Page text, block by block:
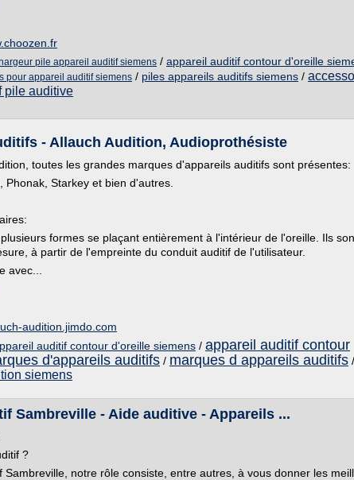
pile appareil auditif siemens / appareil auditif contour d'oreille
pour appareil auditif siemens / piles appareils auditifs siemens /
pile auditive
- Allauch Audition, Audioprothésiste
toutes les grandes marques d'appareils auditifs sont présentes:
Phonak, Starkey et bien d'autres.
formes se plaçant entièrement à l'intérieur de l'oreille. Ils
à partir de l'empreinte du conduit auditif de l'utilisateur.
avec...
audition.jimdo.com
auditif contour d'oreille siemens / appareil auditif contour
d'appareils auditifs / marques d appareils auditifs /
siemens
Sambreville - Aide auditive - Appareils ...
?
Sambreville, notre rôle consiste, entre autres, à vous donner les